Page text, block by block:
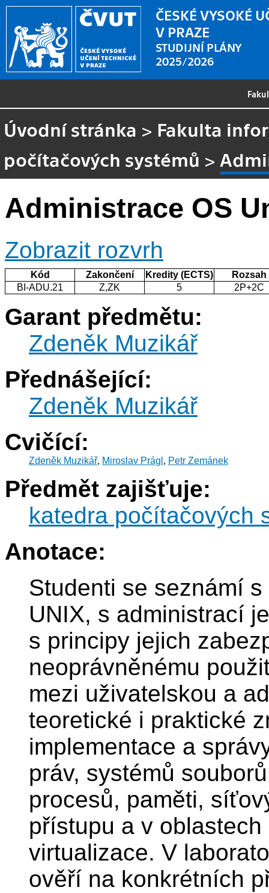
ČESKÉ VYSOKÉ
V PRAZE
STUDIJNÍ PLÁNY
2025/2026
Úvodní stránka > Fakulta
počítačových systémů >
Administrace OS
Zobrazit rozvrh
Kód Zakončení Kredity (ECTS)
Rozsah
BI-ADU.21
Z,ZK 5 2P+2C
Garant předmětu:
Zdeněk Muzikář
Přednášející:
Zdeněk Muzikář
Cvičící:
Zdeněk Muzikář, Miroslav Prágl , Petr Zemánek
Předmět zajišťuje:
katedra počítačových
Anotace:
Studenti se seznámí
UNIX, s administrací
s principy jejich
neoprávněnému
mezi uživatelskou a
teoretické i praktické
implementace a
práv, systémů
procesů, paměti,
přístupu a v
virtualizace. V
ověří na konkrétních